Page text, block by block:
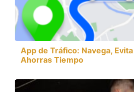
App de Tráfico: Navega,
Ahorras Tiempo